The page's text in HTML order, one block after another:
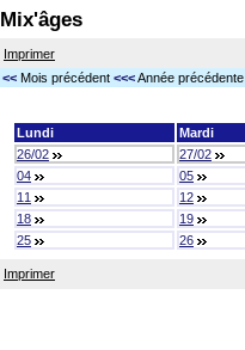
Mix'âges
Imprimer
<< Mois précédent <<<Année précédente
Lundi Mardi
26/02
27/02
04
05
11
12
18
19
25
26
Imprimer